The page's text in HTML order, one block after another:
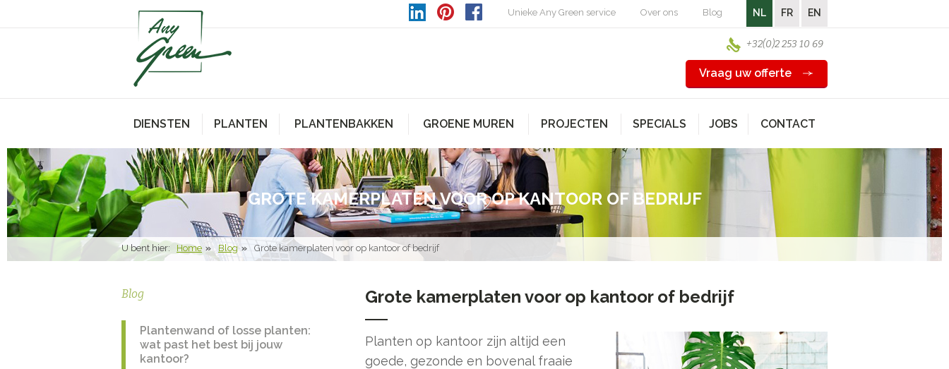
Unieke Any Green service Over ons Blog NL FR EN
+32(0)2 253 10 69
Vraag uw offerte
DIENSTEN PLANTEN PLANTENBAKKEN GROENE MUREN PROJECTEN SPECIALS JOBS CONTACT
GROTE KAMERPLATEN VOOR OP KANTOOR OF BEDRIJF
U bent hier: Home Blog Grote kamerplaten voor op kantoor of bedrijf
Grote kamerplaten voor op kantoor of bedrijf
Planten op kantoor zijn altijd een
goede, gezonde en bovenal fraaie
Blog
Plantenwand of losse planten:
wat past het best bij jouw
kantoor?